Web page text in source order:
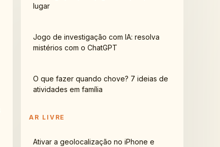
lugar
Jogo de investigação com IA: resolva
mistérios com o ChatGPT
O que fazer quando chove? 7 ideias de
atividades em família
AR LIVRE
Ativar a geolocalização no iPhone e